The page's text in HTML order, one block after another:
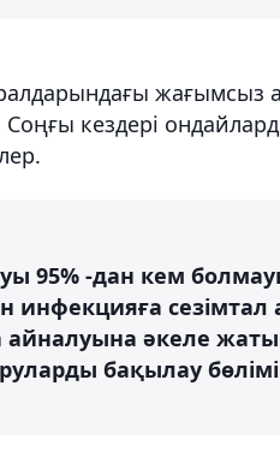
жағымсыз
кездері
95% -дан кем
инфекцияға сезімтал
әкеле
бақылау